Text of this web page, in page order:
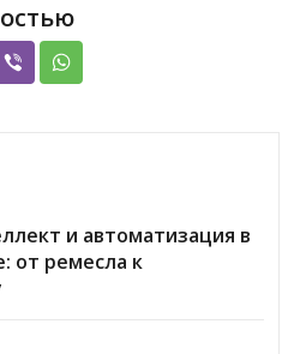
и автоматизация в
от ремесла к